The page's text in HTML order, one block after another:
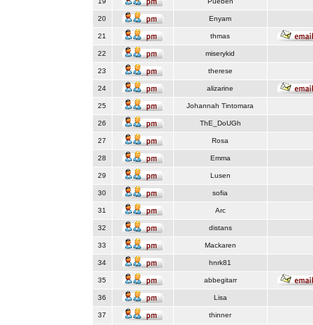
20 Enyam
21 thmas
22 miserykid
23 therese
24 alizarine
25 Johannah Tintomara
26 ThE_DoUGh
27 Rosa
28 Emma
29 Lusen
30 sofia
31 Arc
32 distans
33 Mackaren
34 hnrk81
35 abbegitarr
36 Lisa
37 thinner